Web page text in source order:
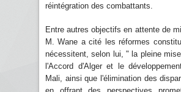
réintégration des combattants.
Entre autres objectifs en attente de
M. Wane a cité les réformes
nécessitent, selon lui, " la pleine
l'Accord d'Alger et le
Mali, ainsi que l'élimination des